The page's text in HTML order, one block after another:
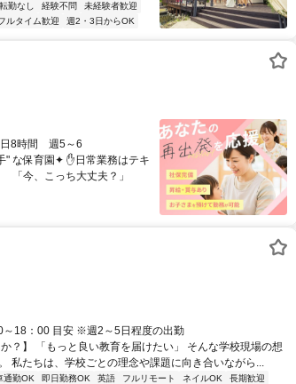
転勤なし 経験不問
未経験者歓迎
ルタイム歓迎 週2・3日からOK
8時間 週5～6
保育園✦ ✋日常業務はテキ
「今、こっち大丈夫？」
18：00 目安 ※週2～5日程度の出勤
？】 「もっと良い教育を届けたい」 そんな学校現場の想
私たちは、学校ごとの理念や課題に向き合いながら...
通勤OK 即日勤務OK 英語 フルリモート ネイルOK
長期歓迎